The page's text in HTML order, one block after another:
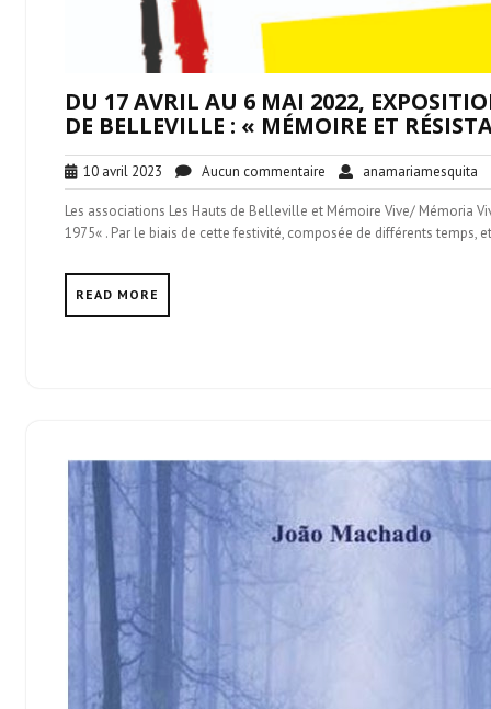
DU 17 AVRIL AU 6 MAI 2022,
DE BELLEVILLE : « MÉMOIRE ET
10 avril 2023 10
avril
2023
Aucun commentaire Aucun
commentaire
anamariamesquita
Les associations Les Hauts de Belleville et Mémoire Vive/ Mémoria
1975« . Par le biais de cette festivité, composée de différents
READ MORE